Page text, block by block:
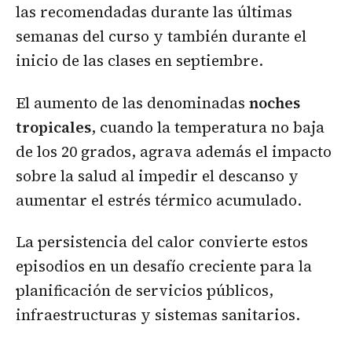
las recomendadas durante las últimas
semanas del curso y también durante el
inicio de las clases en septiembre.
El aumento de las denominadas noches
tropicales, cuando la temperatura no baja
de los 20 grados, agrava además el impacto
sobre la salud al impedir el descanso y
aumentar el estrés térmico acumulado.
La persistencia del calor convierte estos
episodios en un desafío creciente para la
planificación de servicios públicos,
infraestructuras y sistemas sanitarios.